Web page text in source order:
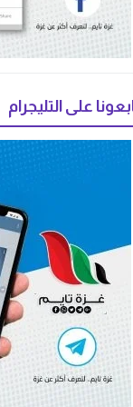
على التليجرام